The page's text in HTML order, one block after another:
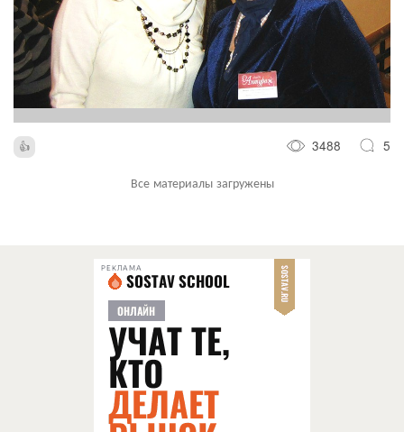
3488 5
Все материалы загружены
РЕКЛАМА